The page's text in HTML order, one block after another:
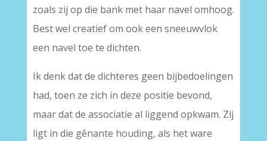
zoals zij op die bank met haar navel omhoog.
Best wel creatief om ook een sneeuwvlok
een navel toe te dichten.
Ik denk dat de dichteres geen bijbedoelingen
had, toen ze zich in deze positie bevond,
maar dat de associatie al liggend opkwam. Zij
ligt in die gênante houding, als het ware